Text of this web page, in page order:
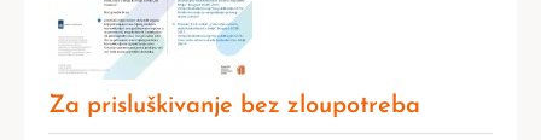
Za prisluškivanje bez zloupotreba